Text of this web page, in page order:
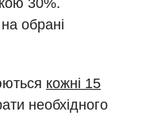
обрані
кожні 15
необхідного